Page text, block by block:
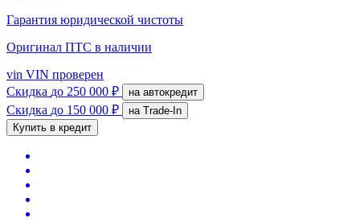
Гарантия юридической чистоты
Оригинал ПТС в наличии
vin VIN проверен
Скидка до 250 000 ₽ на автокредит
Скидка до 150 000 ₽
на Trade-In
Купить в кредит